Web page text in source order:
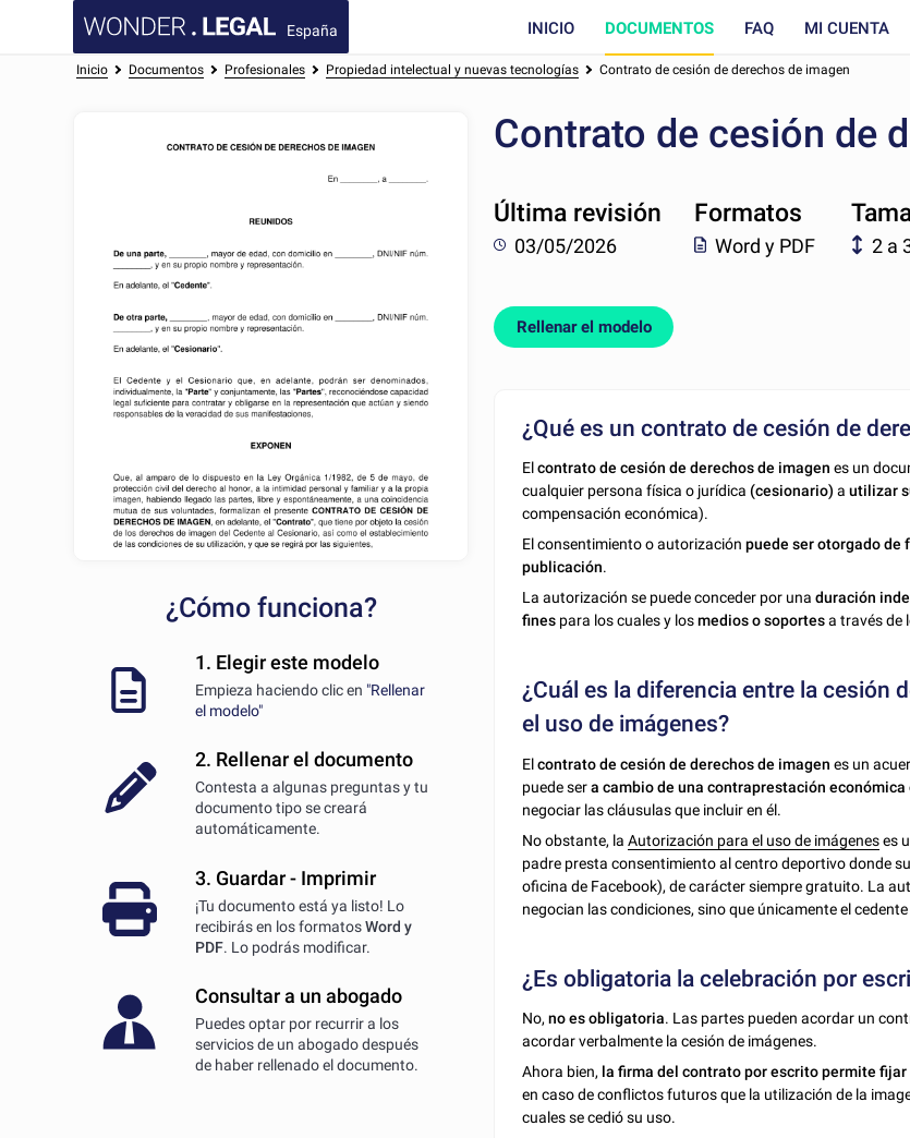
España INICIO DOCUMENTOS FAQ MI CUENTA
Inicio Documentos Profesionales Propiedad intelectual y nuevas tecnologías Contrato de cesión de derechos de imagen
¿Cómo funciona?
1. Elegir este modelo
Empieza haciendo clic en "Rellenar
el modelo"
2. Rellenar el documento
Contesta a algunas preguntas y tu
documento tipo se creará
automáticamente.
3. Guardar - Imprimir
¡Tu documento está ya listo! Lo
recibirás en los formatosWord y
PDF. Lo podrás modificar.
Consultar a un abogado
Puedes optar por recurrir a los
servicios de un abogado después
de haber rellenado el documento.
Contrato de cesión de
Última revisión
03/05/2026
Formatos
Word y PDF 2 a
Rellenar el modelo
¿Qué es un contrato de cesión de
Elcontrato de cesión de derechos de imagen es un
cualquier persona física o jurídica (cesionario) autilizar
compensación económica).
El consentimiento o autorizaciónpuede ser otorgado de
publicación.
La autorización se puede conceder por unaduración
fines para los cuales y losmedios o soportesa través de
¿Cuál es la diferencia entre la cesión
el uso de imágenes?
Elcontrato de cesión de derechos de imagenes un
puede sera cambio de una contraprestación
negociar las cláusulas que incluir en él.
No obstante, laAutorización para el uso de imágeneses
padre presta consentimiento al centro deportivo donde
oficina de Facebook), de carácter siempre gratuito. La
negocian las condiciones, sino que únicamente el
¿Es obligatoria la celebración por
No, no es obligatoria. Las partes pueden acordar un
acordar verbalmente la cesión de imágenes.
Ahora bien, la firma del contrato por escrito permite
en caso de conflictos futuros que la utilización de la
cuales se cedió su uso.